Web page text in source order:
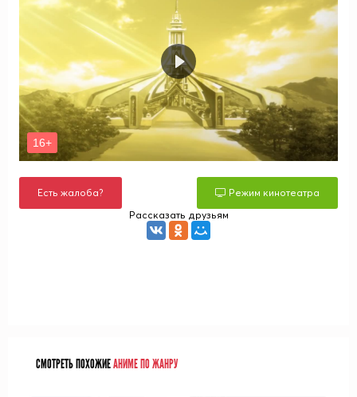
Есть жалоба?
Режим кинотеатра
Рассказать друзьям
СМОТРЕТЬ ПОХОЖИЕАНИМЕ ПО ЖАНРУ